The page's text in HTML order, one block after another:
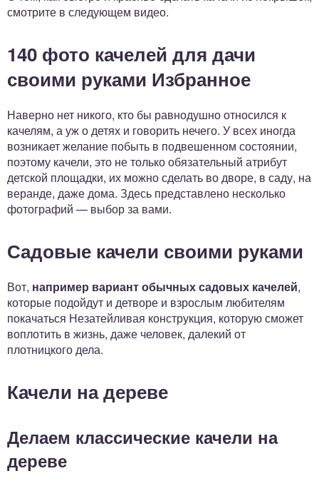
смотрите в следующем видео.
140 фото качелей для дачи
своими руками Избранное
Наверно нет никого, кто бы равнодушно относился к
качелям, а уж о детях и говорить нечего. У всех иногда
возникает желание побыть в подвешенном состоянии,
поэтому качели, это не только обязательный атрибут
детской площадки, их можно сделать во дворе, в саду, на
веранде, даже дома. Здесь представлено несколько
фотографий — выбор за вами.
Садовые качели своими руками
Вот, например вариант обычных садовых качелей,
которые подойдут и детворе и взрослым любителям
покачаться Незатейливая конструкция, которую сможет
воплотить в жизнь, даже человек, далекий от
плотницкого дела.
Качели на дереве
Делаем классические качели на
дереве